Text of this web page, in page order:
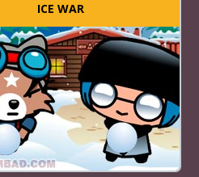
ICE WAR